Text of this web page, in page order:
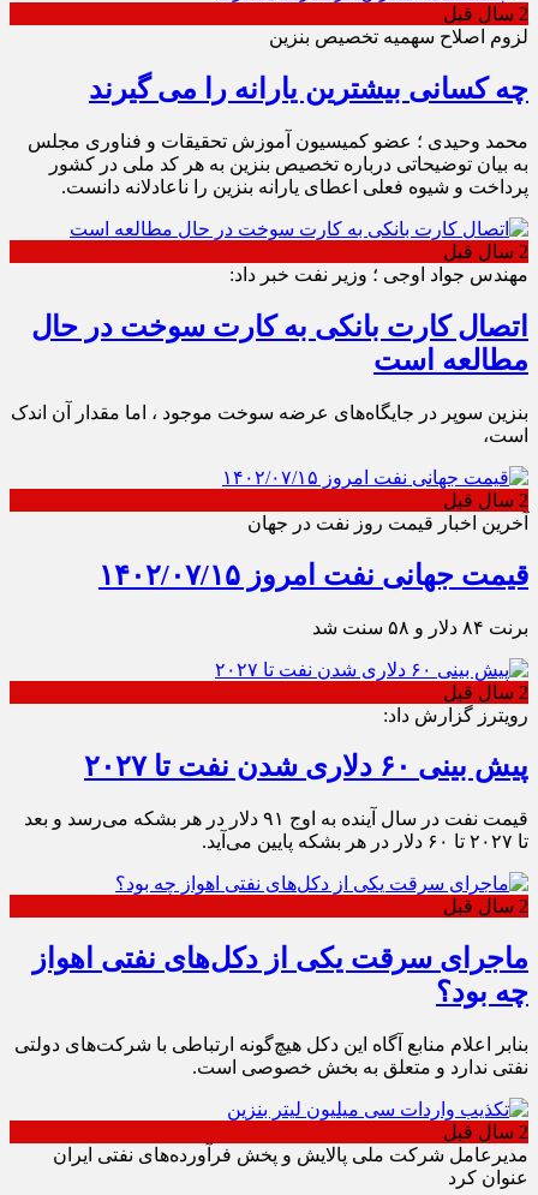
2 سال قبل
لزوم اصلاح سهمیه تخصیص بنزین
چه کسانی بیشترین یارانه را می گیرند
محمد وحیدی ؛ عضو کمیسیون آموزش تحقیقات و فناوری مجلس
به بیان توضیحاتی درباره تخصیص بنزین به هر کد ملی در کشور
پرداخت و شیوه فعلی اعطای یارانه بنزین را ناعادلانه دانست.
2 سال قبل
مهندس جواد اوجی ؛ وزیر نفت خبر داد:
اتصال کارت بانکی به کارت سوخت در حال
مطالعه‌ است
بنزین سوپر در جایگاه‌های عرضه سوخت موجود ، اما مقدار آن اندک
است،
2 سال قبل
آخرین اخبار قیمت روز نفت در جهان
قیمت جهانی نفت امروز ۱۴۰۲/۰۷/۱۵
برنت ۸۴ دلار و ۵۸ سنت شد
2 سال قبل
رویترز گزارش داد:
پیش بینی ۶۰ دلاری شدن نفت تا ۲۰۲۷
قیمت نفت در سال آینده به اوج ۹۱ دلار در هر بشکه می‌رسد و بعد
تا ۲۰۲۷ تا ۶۰ دلار در هر بشکه پایین می‌آید.
2 سال قبل
ماجرای سرقت یکی از دکل‌های نفتی اهواز
چه بود؟
بنابر اعلام منابع آگاه این دکل هیچ‌گونه ارتباطی با شرکت‌های دولتی
نفتی ندارد و متعلق به بخش خصوصی است.
2 سال قبل
مدیرعامل شرکت ملی پالایش و پخش فرآورده‌های نفتی ایران
عنوان کرد